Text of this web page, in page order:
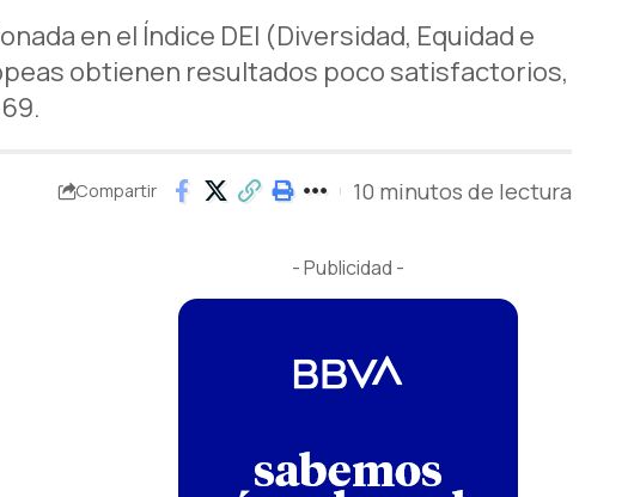
en el Índice DEI (Diversidad, Equidad e
obtienen resultados poco satisfactorios,
Compartir 10 minutos de lectura
- Publicidad -